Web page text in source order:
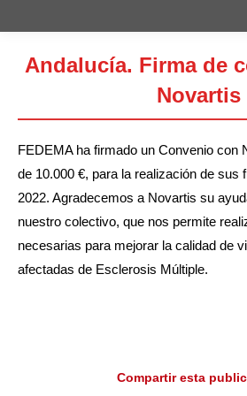
Andalucía. Firma de
Novartis
Estás
FEDEMA ha firmado un Convenio con
de 10.000 €, para la realización de sus
2022. Agradecemos a Novartis su
nuestro colectivo, que nos permite
necesarias para mejorar la calidad de
afectadas de Esclerosis Múltiple.
Compartir esta